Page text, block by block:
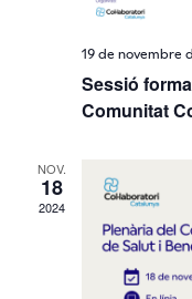
19 de novembre
Sessió
Comunitat
NOV.
18
2024